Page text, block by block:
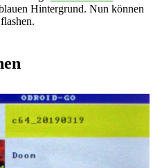
Hintergrund. Nun können